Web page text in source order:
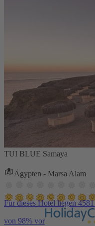
TUI BLUE Samaya
Ägypten - Marsa Alam
Für dieses Hotel liegen
von 98% vor